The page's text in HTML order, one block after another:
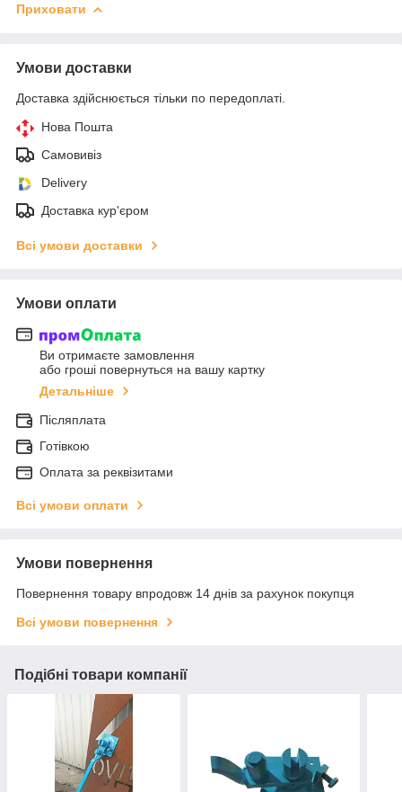
Приховати
Умови доставки
Доставка здійснюється тільки по передоплаті.
Нова Пошта
Самовивіз
Delivery
Доставка кур'єром
Всі умови доставки
Умови оплати
Ви отримаєте замовлення
або гроші повернуться на вашу картку
Детальніше
Післяплата
Готівкою
Оплата за реквізитами
Всі умови оплати
Умови повернення
Повернення товару впродовж 14 днів за рахунок покупця
Всі умови повернення
Подібні товари компанії